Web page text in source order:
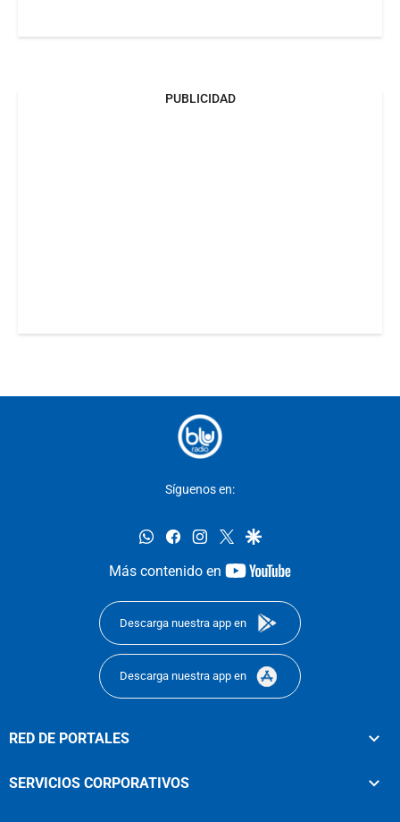
PUBLICIDAD
Síguenos en:
whatsappfacebookinstagram
twittergoogle
Más contenido en
youtube-
Descarga nuestra app en
Descarga nuestra app en
RED DE PORTALES
SERVICIOS CORPORATIVOS